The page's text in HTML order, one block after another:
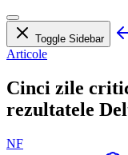
Toggle Sidebar
Articole
Cinci zile
rezultatele
NF